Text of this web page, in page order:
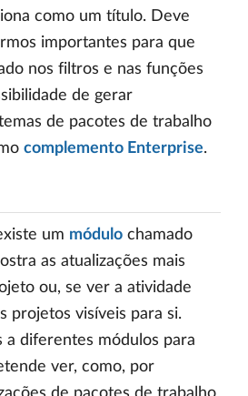
como um título. Deve
importantes para que
nos filtros e nas funções
de gerar
de pacotes de trabalho
complemento Enterprise.
um módulo chamado
as atualizações mais
ou, se ver a atividade
projetos visíveis para si.
a diferentes módulos para
ver, como, por